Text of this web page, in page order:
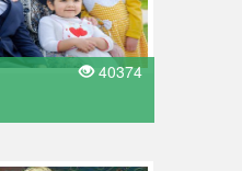
40374